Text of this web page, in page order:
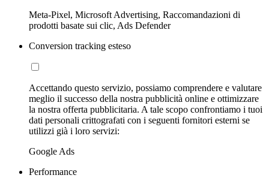
Meta-Pixel, Microsoft Advertising, Raccomandazioni di
prodotti basate sui clic, Ads Defender
Conversion tracking esteso
Accettando questo servizio, possiamo comprendere e valutare
meglio il successo della nostra pubblicità online e ottimizzare
la nostra offerta pubblicitaria. A tale scopo confrontiamo i tuoi
dati personali crittografati con i seguenti fornitori esterni se
utilizzi già i loro servizi:
Google Ads
Performance